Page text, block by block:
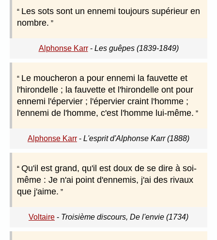
Les sots sont un ennemi toujours supérieur en
nombre.
Alphonse Karr- Les guêpes (1839-1849)
Le moucheron a pour ennemi la fauvette et
l'hirondelle ; la fauvette et l'hirondelle ont pour
ennemi l'épervier ; l'épervier craint l'homme ;
l'ennemi de l'homme, c'est l'homme lui-même.
Alphonse Karr - L'esprit d'Alphonse Karr (1888)
Qu'il est grand, qu'il est doux de se dire à soi-
même : Je n'ai point d'ennemis, j'ai des rivaux
que j'aime.
Voltaire - Troisième discours, De l'envie (1734)